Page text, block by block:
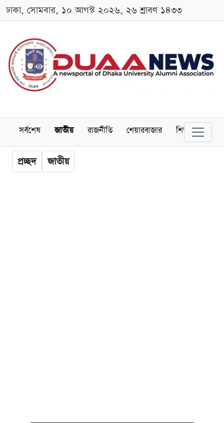
ঢাকা, সোমবার, ১০ আগস্ট ২০২৬, ২৬ শ্রাবণ ১৪৩৩
সর্বশেষ জাতীয় রাজনীতি শেয়ারবাজার শিক্ষা
প্রচ্ছদ জাতীয়